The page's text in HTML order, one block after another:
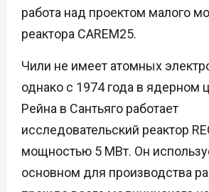
работа над проектом малого
реактора CAREM25.
Чили не имеет атомных
однако с 1974 года в ядерном
Рейна в Сантьяго работает
исследовательский реактор
мощностью 5 МВт. Он
основном для производства